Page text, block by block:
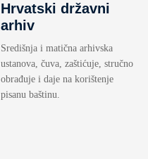
Hrvatski državni
arhiv
Središnja i matična arhivska
ustanova, čuva, zaštićuje, stručno
obrađuje i daje na korištenje
pisanu baštinu.